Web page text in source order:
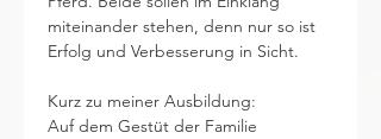
miteinander stehen, denn nur so ist
Erfolg und Verbesserung in Sicht.
Kurz zu meiner Ausbildung:
Auf dem Gestüt der Familie